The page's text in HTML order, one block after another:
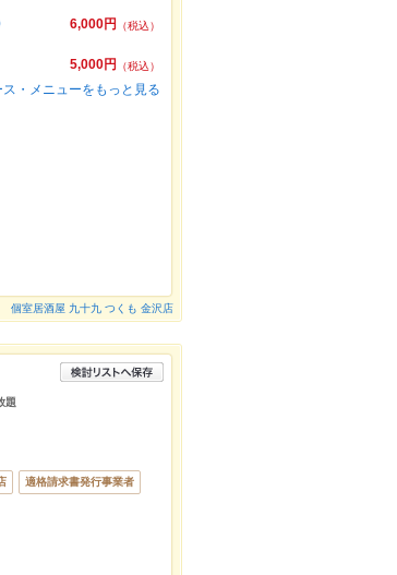
6,000円
（税込）
5,000円
（税込）
ス・メニューをもっと見る
個室居酒屋 九十九 つくも 金沢店
題
適格請求書発行事業者